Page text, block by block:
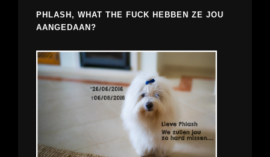
PHLASH, WHAT THE FUCK HEBBEN ZE JOU
AANGEDAAN?